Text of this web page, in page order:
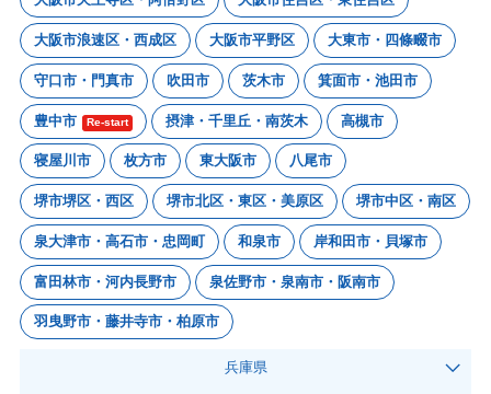
大阪市浪速区・西成区 大阪市平野区 大東市・四條畷市
守口市・門真市 吹田市 茨木市 箕面市・池田市
豊中市 Re-start 摂津・千里丘・南茨木 高槻市
寝屋川市 枚方市 東大阪市 八尾市
堺市堺区・西区 堺市北区・東区・美原区 堺市中区・南区
泉大津市・高石市・忠岡町 和泉市 岸和田市・貝塚市
富田林市・河内長野市 泉佐野市・泉南市・阪南市
羽曳野市・藤井寺市・柏原市
兵庫県